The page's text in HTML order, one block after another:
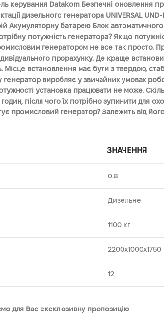
керування Datakom Безпечні оновлення
дизельного генератора UNIVERSAL
Акумуляторну батарею Блок
потужність генератора? Якщо
генератором не все так просто.
прорахунку. Де краще
Місце встановлення має бути з твердою,
генератор виробляє у звичайних умовах
установка працювати не може.
після чого їх потрібно зупинити для
генератор? Залежить від
ЗНАЧЕННЯ
0.8
Дизельне
1100 кг
2200х1000х1750
12
для Вас ексклюзивну пропозицію